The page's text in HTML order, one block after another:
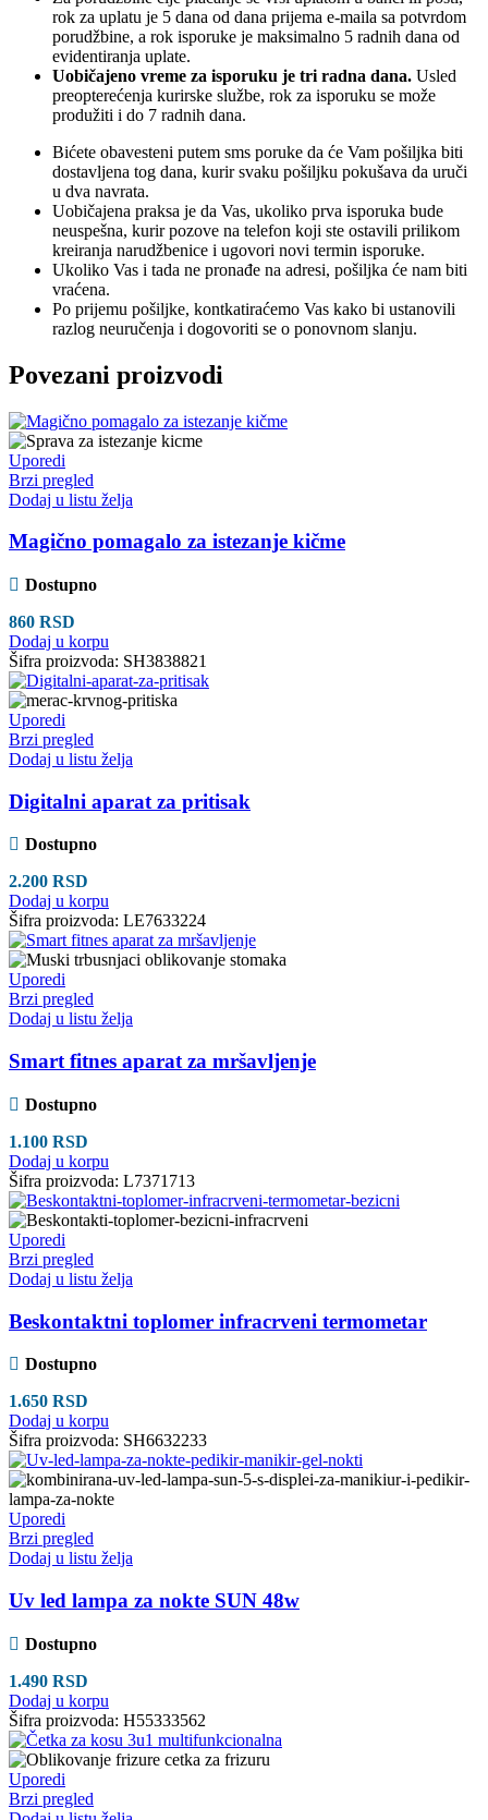
rok za uplatu je 5 dana od dana prijema e-maila sa potvrdom
porudžbine, a rok isporuke je maksimalno 5 radnih dana od
evidentiranja uplate.
Uobičajeno vreme za isporuku je tri radna dana. Usled
preopterećenja kurirske službe, rok za isporuku se može
produžiti i do 7 radnih dana.
Bićete obavesteni putem sms poruke da će Vam pošiljka biti
dostavljena tog dana, kurir svaku pošiljku pokušava da uruči
u dva navrata.
Uobičajena praksa je da Vas, ukoliko prva isporuka bude
neuspešna, kurir pozove na telefon koji ste ostavili prilikom
kreiranja narudžbenice i ugovori novi termin isporuke.
Ukoliko Vas i tada ne pronađe na adresi, pošiljka će nam biti
vraćena.
Po prijemu pošiljke, kontkatiraćemo Vas kako bi ustanovili
razlog neuručenja i dogovoriti se o ponovnom slanju.
Povezani proizvodi
Uporedi
Brzi pregled
Dodaj u listu želja
Magično pomagalo za istezanje kičme
Dostupno
860 RSD
Dodaj u korpu
Šifra proizvoda: SH3838821
Uporedi
Brzi pregled
Dodaj u listu želja
Digitalni aparat za pritisak
Dostupno
2.200 RSD
Dodaj u korpu
Šifra proizvoda: LE7633224
Uporedi
Brzi pregled
Dodaj u listu želja
Smart fitnes aparat za mršavljenje
Dostupno
1.100 RSD
Dodaj u korpu
Šifra proizvoda: L7371713
Uporedi
Brzi pregled
Dodaj u listu želja
Beskontaktni toplomer infracrveni termometar
Dostupno
1.650 RSD
Dodaj u korpu
Šifra proizvoda: SH6632233
Uporedi
Brzi pregled
Dodaj u listu želja
Uv led lampa za nokte SUN 48w
Dostupno
1.490 RSD
Dodaj u korpu
Šifra proizvoda: H55333562
Uporedi
Brzi pregled